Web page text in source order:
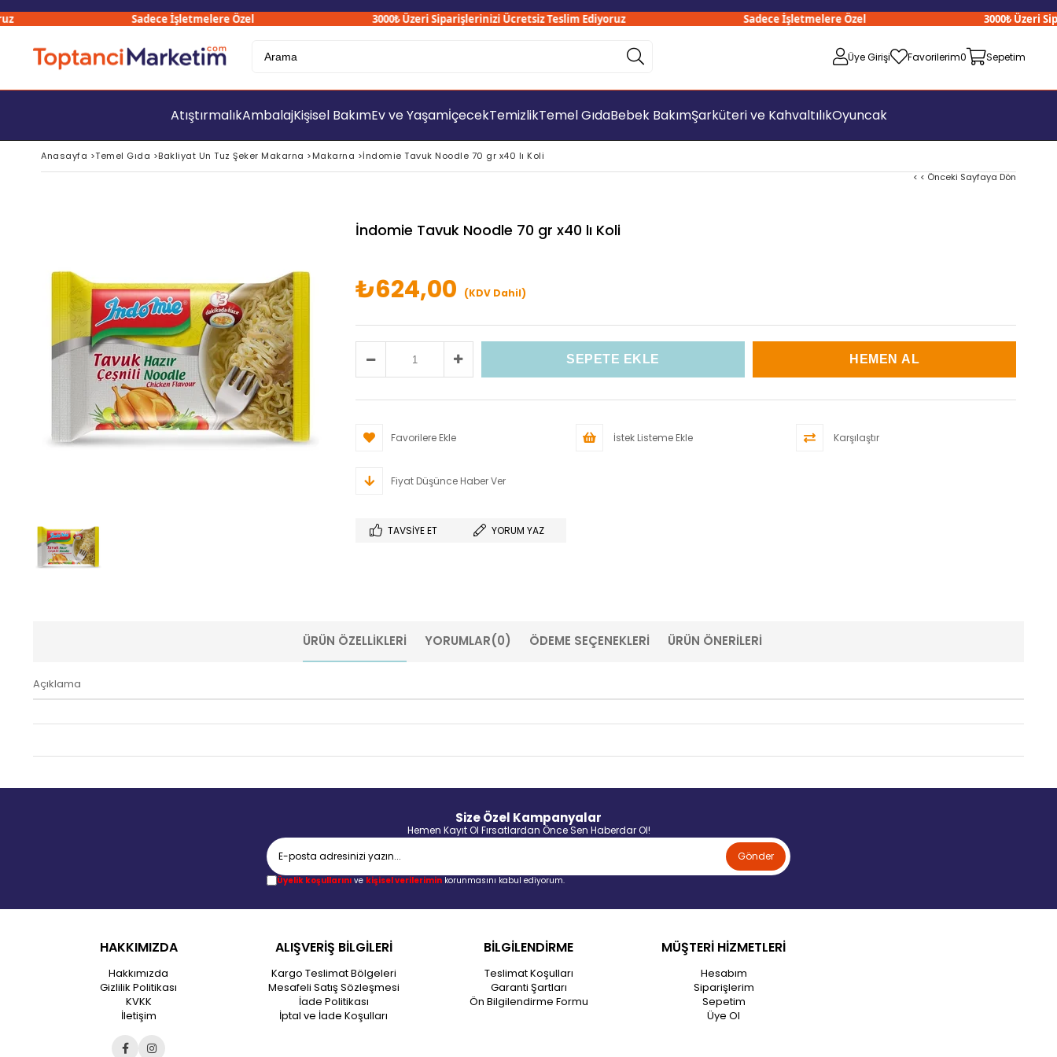
Sadece İşletmelere Özel 3000₺ Üzeri Siparişlerinizi Ücretsiz Teslim Ediyoruz Sadece İşletmelere Özel 3000₺ Üzeri
Üye Girişi Favorilerim0 Sepetim
AtıştırmalıkAmbalajKişisel BakımEv ve YaşamİçecekTemizlikTemel GıdaBebek BakımŞarküteri ve KahvaltılıkOyuncak
Anasayfa >Temel Gıda >Bakliyat Un Tuz Şeker Makarna >Makarna >İndomie Tavuk Noodle 70 gr x40 lı Koli
< < Önceki Sayfaya Dön
İndomie Tavuk Noodle 70 gr x40 lı Koli
₺624,00 (KDV Dahil)
Favorilere Ekle İstek Listeme Ekle Karşılaştır
Fiyat Düşünce Haber Ver
TAVSIYE ET YORUM YAZ
ÜRÜN ÖZELLIKLERI YORUMLAR(0) ÖDEME SEÇENEKLERI ÜRÜN ÖNERILERI
Açıklama
Size Özel Kampanyalar
Hemen Kayıt Ol Fırsatlardan Önce Sen Haberdar Ol!
Gönder
Üyelik koşullarınıve kişisel verileriminkorunmasını kabul ediyorum.
HAKKIMIZDA
Hakkımızda
Gizlilik Politikası
KVKK
İletişim
ALIŞVERİŞ BİLGİLERİ
Kargo Teslimat Bölgeleri
Mesafeli Satış Sözleşmesi
İade Politikası
İptal ve İade Koşulları
BİLGİLENDİRME
Teslimat Koşulları
Garanti Şartları
Ön Bilgilendirme Formu
MÜŞTERİ HİZMETLERİ
Hesabım
Siparişlerim
Sepetim
Üye Ol